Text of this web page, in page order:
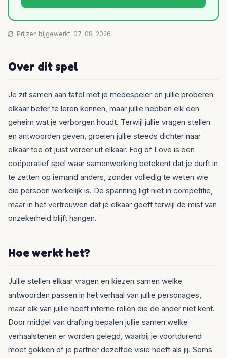
Prijzen bijgewerkt: 07-08-2026
Over dit spel
Je zit samen aan tafel met je medespeler en jullie proberen
elkaar beter te leren kennen, maar jullie hebben elk een
geheim wat je verborgen houdt. Terwijl jullie vragen stellen
en antwoorden geven, groeien jullie steeds dichter naar
elkaar toe of juist verder uit elkaar. Fog of Love is een
coöperatief spel waar samenwerking betekent dat je durft in
te zetten op iemand anders, zonder volledig te weten wie
die persoon werkelijk is. De spanning ligt niet in competitie,
maar in het vertrouwen dat je elkaar geeft terwijl de mist van
onzekerheid blijft hangen.
Hoe werkt het?
Jullie stellen elkaar vragen en kiezen samen welke
antwoorden passen in het verhaal van jullie personages,
maar elk van jullie heeft interne rollen die de ander niet kent.
Door middel van drafting bepalen jullie samen welke
verhaalstenen er worden gelegd, waarbij je voortdurend
moet gokken of je partner dezelfde visie heeft als jij. Soms